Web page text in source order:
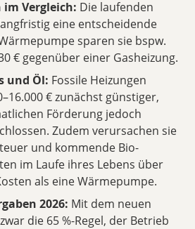
Vergleich: Die laufenden
eine entscheidende
sparen sie bspw.
€ gegenüber einer Gasheizung.
und Öl: Fossile Heizungen
€ zunächst günstiger,
Förderung jedoch
Zudem verursachen sie
und kommende Bio-
im Laufe ihres Lebens über
als eine Wärmepumpe.
2026: Mit dem neuen
die 65 %-Regel, der Betrieb